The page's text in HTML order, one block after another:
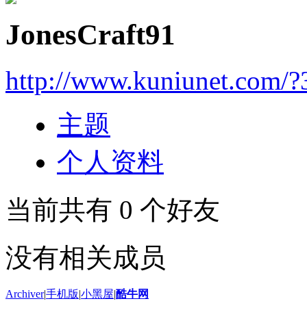
JonesCraft91
http://www.kuniunet.com/
主题
个人资料
当前共有 0 个好友
没有相关成员
Archiver|手机版|小黑屋|酷牛网